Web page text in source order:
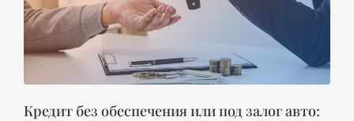
Кредит без обеспечения или под залог авто: